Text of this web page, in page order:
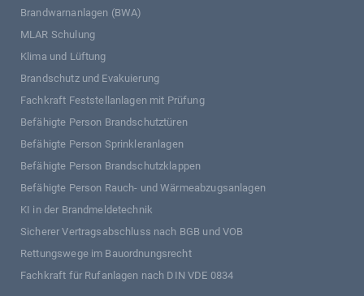
Brandwarnanlagen (BWA)
MLAR Schulung
Klima und Lüftung
Brandschutz und Evakuierung
Fachkraft Feststellanlagen mit Prüfung
Befähigte Person Brandschutztüren
Befähigte Person Sprinkleranlagen
Befähigte Person Brandschutzklappen
Befähigte Person Rauch- und Wärmeabzugsanlagen
KI in der Brandmeldetechnik
Sicherer Vertragsabschluss nach BGB und VOB
Rettungswege im Bauordnungsrecht
Fachkraft für Rufanlagen nach DIN VDE 0834